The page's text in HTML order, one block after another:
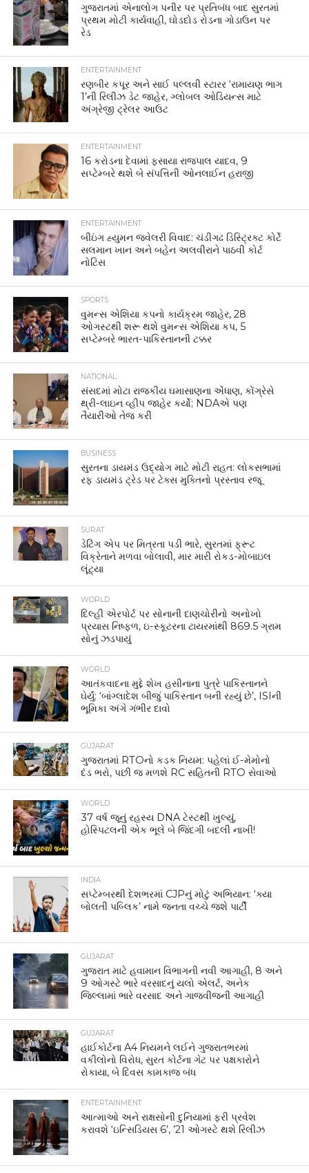
ગુજરાતમાં એનાલોગ પનીર પર પ્રતિબંધ બાદ સુરતમાં
પ્રથમ મોટી કાર્યવાહી, ઘોડદોડ રોડના ગોડાઉન પર
રેડ
ENTERTAINMENT
રણબીર કપૂર અને સાઈ પલ્લવી સ્ટારર ‘રામાયણ ભાગ
1’ની રિલીઝ ડેટ જાહેર, ગ્લોબલ ઓડિયન્સ માટે
અંગ્રેજી ટ્રેલર આઉટ
ENTERTAINMENT
16 કરોડના દેવામાં ફસાયા રાજપાલ યાદવ, 9
સપ્ટેમ્બરે થશે બે સંપત્તિની ઓનલાઈન હરાજી
ENTERTAINMENT
બીઇંગ હ્યુમન જ્વેલરી વિવાદ: ચંડીગઢ ડિસ્ટ્રિક્ટ કોર્ટે
સલમાન ખાન અને બહેન અલવીરાને પાઠવી કોર્ટ
નોટિસ
SPORTS
વુમન્સ એશિયા કપનો કાર્યક્રમ જાહેર, 28
ઓગસ્ટથી શરૂ થશે વુમન્સ એશિયા કપ, 5
સપ્ટેમ્બરે ભારત-પાકિસ્તાનની ટક્કર
NATIONAL
સંસદમાં મોટા રાજકીય ઘમાસાણના એંધાણ, કોંગ્રેસે
થ્રી-લાઇન વ્હીપ જાહેર કર્યો; NDAએ પણ
તૈયારીઓ તેજ કરી
BUSINESS
સુરતના ડાયમંડ ઉદ્યોગ માટે મોટી રાહત: લોકસભામાં
રફ ડાયમંડ ટ્રેડ પર ટેક્સ મુક્તિનો પ્રસ્તાવ રજૂ
SURAT
ડેટિંગ એપ પર મિત્રતા પડી ભારે, સુરતમાં ફ્રૂટ
વિક્રેતાને મળવા બોલાવી, માર મારી રોકડ-મોબાઇલ
લૂંટ્યા
WORLD
દિલ્હી એરપોર્ટ પર સોનાની દાણચોરીનો અનોખો
પ્રયાસ નિષ્ફળ, ઇ-સ્કૂટરના ટાયરમાંથી 869.5 ગ્રામ
સોનું ઝડપાયું
WORLD
આતંકવાદના મુદ્દે શેખ હસીનાના પુત્રે પાકિસ્તાનને
ઘેર્યું: ‘બાંગ્લાદેશ બીજું પાકિસ્તાન બની રહ્યું છે’, ISIની
ભૂમિકા અંગે ગંભીર દાવો
GUJARAT
ગુજરાતમાં RTOનો કડક નિયમ: પહેલાં ઈ-મેમોનો
દંડ ભરો, પછી જ મળશે RC સહિતની RTO સેવાઓ
WORLD
37 વર્ષ જૂનું રહસ્ય DNA ટેસ્ટથી ખુલ્યું,
હોસ્પિટલની એક ભૂલે બે જિંદગી બદલી નાખી!
INDIA
સપ્ટેમ્બરથી દેશભરમાં CJPનું મોટું અભિયાન: ‘ક્યા
બોલતી પબ્લિક’ નામે જનતા વચ્ચે જશે પાર્ટી
GUJARAT
ગુજરાત માટે હવામાન વિભાગની નવી આગાહી, 8 અને
9 ઓગસ્ટે ભારે વરસાદનું યલો એલર્ટ, અનેક
જિલ્લામાં ભારે વરસાદ અને ગાજવીજની આગાહી
GUJARAT
હાઈકોર્ટના A4 નિયમને લઈને ગુજરાતભરમાં
વકીલોનો વિરોધ, સુરત કોર્ટના ગેટ પર પક્ષકારોને
રોકાયા, બે દિવસ કામકાજ બંધ
ENTERTAINMENT
આત્માઓ અને રાક્ષસોની દુનિયામાં ફરી પ્રવેશ
કરાવશે ‘ઇન્સિડિયસ 6’, ’21 ઓગસ્ટે થશે રિલીઝ